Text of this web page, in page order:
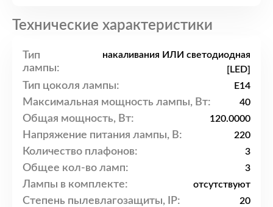
Технические характеристики
Тип
лампы:
накаливания ИЛИ светодиодная
[LED]
Тип цоколя лампы: E14
Максимальная мощность лампы, Вт: 40
Общая мощность, Вт: 120.0000
Напряжение питания лампы, В: 220
Количество плафонов: 3
Общее кол-во ламп: 3
Лампы в комплекте: отсутствуют
Степень пылевлагозащиты, IP: 20